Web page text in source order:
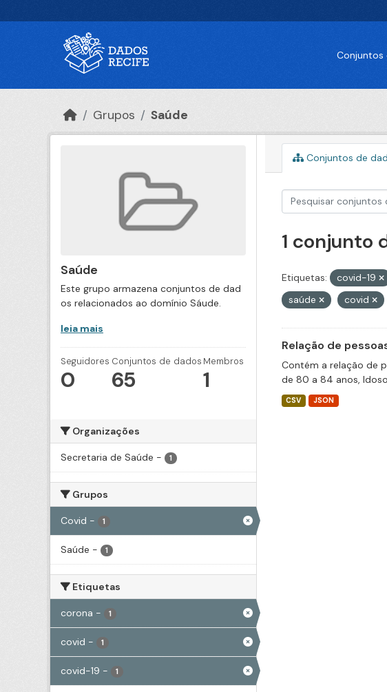
Conjuntos
Grupos Saúde
Saúde
Este grupo armazena conjuntos de dad
os relacionados ao domínio Sáude.
leia mais
Seguidores
0
Conjuntos de dados
65
Membros
1
Organizações
Secretaria de Saúde - 1
Grupos
Covid - 1
Saúde - 1
Etiquetas
corona - 1
covid - 1
covid-19 - 1
Conjuntos de
1 conjunto
Etiquetas: covid-19
saúde
covid
Relação de
Contém a relação de
de 80 a 84 anos,
CSV JSON